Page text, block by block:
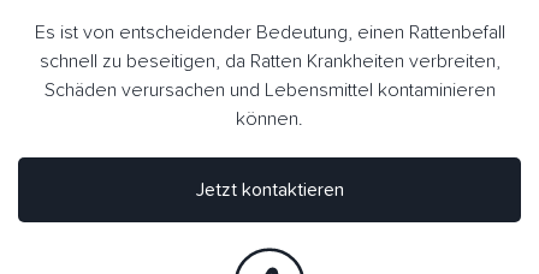
Es ist von entscheidender Bedeutung, einen Rattenbefall
schnell zu beseitigen, da Ratten Krankheiten verbreiten,
Schäden verursachen und Lebensmittel kontaminieren
können.
Jetzt kontaktieren